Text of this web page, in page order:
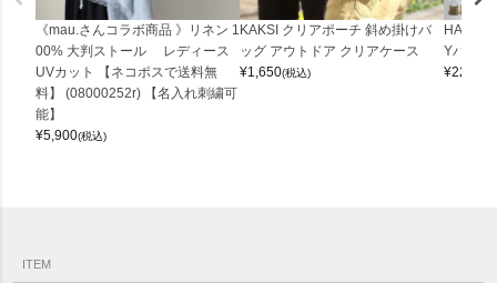
《mau.さんコラボ商品 》リネン 1
00% 大判ストール レディース
UVカット 【ネコポスで送料無
料】 (08000252r) 【名入れ刺繍可
能】
¥5,900(税込)
KAKSI クリアポーチ 斜め掛けバ
ッグ アウトドア クリアケース
¥1,650(税込)
Yバッグ
¥22,000
ITEM